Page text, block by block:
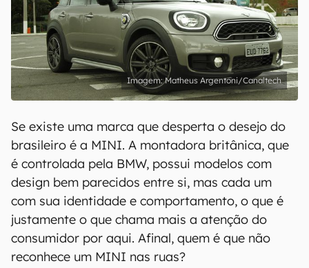
Matheus Argentoni/Canaltech
Se existe uma marca que desperta o desejo do
brasileiro é a MINI. A montadora britânica, que
é controlada pela BMW, possui modelos com
design bem parecidos entre si, mas cada um
com sua identidade e comportamento, o que é
justamente o que chama mais a atenção do
consumidor por aqui. Afinal, quem é que não
reconhece um MINI nas ruas?